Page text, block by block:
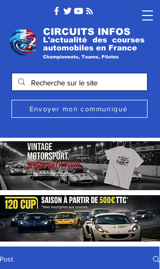
CIRCUITS INFOS
L'actualité des courses
automobiles en France
Championnats, Teams, Pilotes
Envoyer mon communiqué
Post